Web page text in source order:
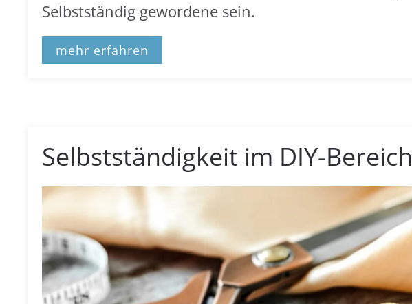
Selbstständig gewordene sein.
mehr erfahren
Selbstständigkeit im DIY-Bereich